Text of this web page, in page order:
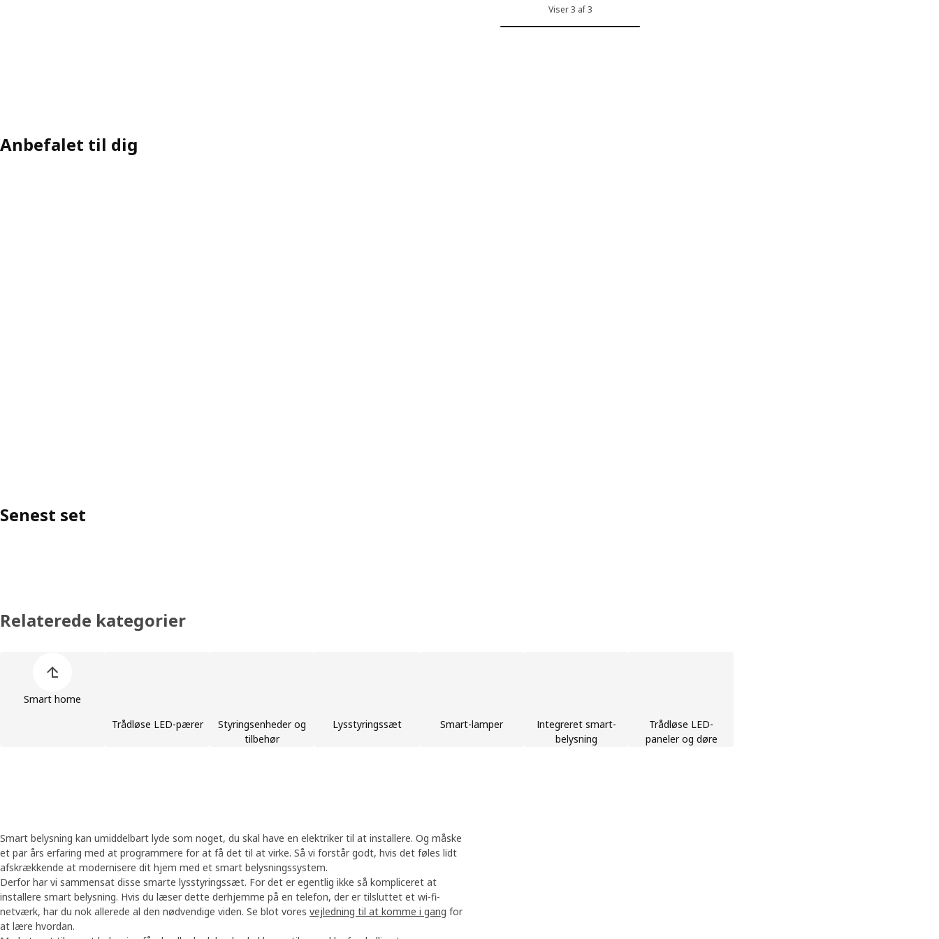
Viser 3 af 3
Anbefalet til dig
Senest set
Relaterede kategorier
Smart home
Trådløse LED-pærer
Styringsenheder og
tilbehør
Lysstyringssæt Smart-lamper
Integreret smart-
belysning
Trådløse LED-
paneler og døre
Smart belysning kan umiddelbart lyde som noget, du skal have en elektriker til at installere. Og måske
et par års erfaring med at programmere for at få det til at virke. Så vi forstår godt, hvis det føles lidt
afskrækkende at modernisere dit hjem med et smart belysningssystem.
Derfor har vi sammensat disse smarte lysstyringssæt. For det er egentlig ikke så kompliceret at
installere smart belysning. Hvis du læser dette derhjemme på en telefon, der er tilsluttet et wi-fi-
netværk, har du nok allerede al den nødvendige viden. Se blot vores vejledning til at komme i gang for
at lære hvordan.